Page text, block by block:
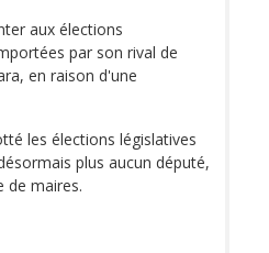
aux élections
par son rival de
en raison d'une
les élections législatives
plus aucun député,
de maires.